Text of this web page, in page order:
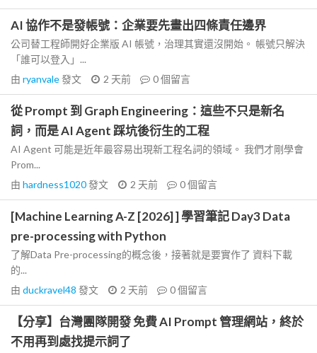
AI 協作不是發帳號：企業要先畫出四條責任邊界
公司替工程師開好企業版 AI 帳號，治理其實還沒開始。 帳號只解決
「誰可以登入」...
由 ryanvale發文 2 天前 0個留言
從 Prompt 到 Graph Engineering：這些不只是新名
詞，而是 AI Agent 踩坑後衍生的工程
AI Agent 可能是近年最容易出現新工程名詞的領域。 我們才剛學會
Prom...
由 hardness1020發文 2 天前 0個留言
[Machine Learning A-Z [2026] ] 學習筆記 Day3 Data
pre-processing with Python
了解Data Pre-processing的概念後，接著就是要實作了 資料下載
的...
由 duckravel48 發文 2 天前 0個留言
【分享】台灣團隊開發 免費 AI Prompt 管理網站，終於
不用再到處找提示詞了